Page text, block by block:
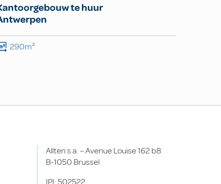
te huur
290m²
Allten s.a. – Avenue Louise 162 b8
B-1050 Brussel
IPI: 502522